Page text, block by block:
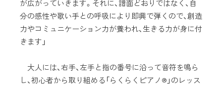
が広がっていきます。それに、譜面どおりではなく、自
分の感性や歌い手との呼吸により即興で弾くので、創造
力やコミュニケーション力が養われ、生きる力が身に付
きます」
大人には、右手、左手と指の番号に沿って音符を鳴ら
し、初心者から取り組める「らくらくピアノ®」のレッス